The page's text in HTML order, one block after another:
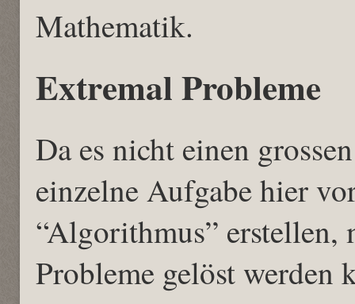
Mathematik.
Extremal Probleme
Da es nicht einen
einzelne Aufgabe hier
“Algorithmus” erstellen,
Probleme gelöst werden